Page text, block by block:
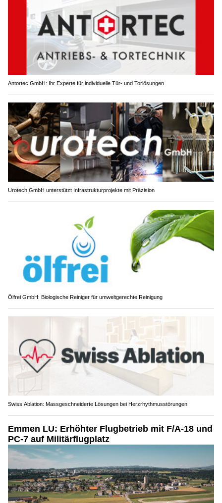
Antortec GmbH: Ihr Experte für individuelle Tür- und Torlösungen
Urotech GmbH unterstützt Infrastrukturprojekte mit Präzision
Ölfrei GmbH: Biologische Reiniger für umweltgerechte Reinigung
Swiss Ablation: Massgeschneiderte Lösungen bei Herzrhythmusstörungen
Emmen LU: Erhöhter Flugbetrieb mit F/A-18 und
PC-7 auf Militärflugplatz